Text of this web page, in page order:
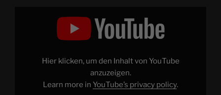
Hier klicken, um den Inhalt von YouTube
anzuzeigen.
Learn more in YouTube’s privacy policy.